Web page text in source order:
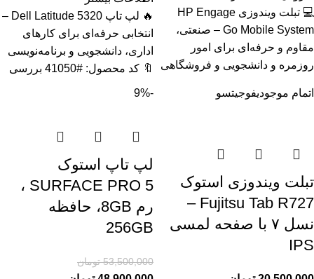
💻 تبلت ویندوزی HP Engage
Go Mobile System – صنعتی،
مقاوم و حرفه‌ای برای امور
روزمره و دانشجویی و فروشگاهی
🔥 لپ تاپ Dell Latitude 5320 –
انتخابی حرفه‌ای برای کارهای
اداری، دانشجویی و برنامه‌نویسی
🔖 کد محصول: #41050 بررسی
اتمام موجودیفوجیتسو
تبلت ویندوزی استوک
Fujitsu Tab R727 –
نسل ۷ با صفحه لمسی
IPS
-9%
لپ تاپ استوک
SURFACE PRO 5 ،
رم 8GB، حافظه
256GB
53,500,000 تومان